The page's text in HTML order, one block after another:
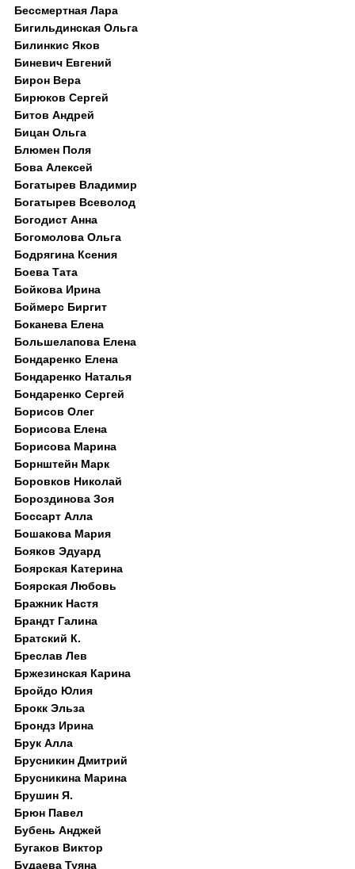
Бессмертная Лара
Бигильдинская Ольга
Билинкис Яков
Биневич Евгений
Бирон Вера
Бирюков Сергей
Битов Андрей
Бицан Ольга
Блюмен Поля
Бова Алексей
Богатырев Владимир
Богатырев Всеволод
Богодист Анна
Богомолова Ольга
Бодрягина Ксения
Боева Тата
Бойкова Ирина
Боймерс Биргит
Боканева Елена
Большелапова Елена
Бондаренко Елена
Бондаренко Наталья
Бондаренко Сергей
Борисов Олег
Борисова Елена
Борисова Марина
Борнштейн Марк
Боровков Николай
Бороздинова Зоя
Боссарт Алла
Бошакова Мария
Бояков Эдуард
Боярская Катерина
Боярская Любовь
Бражник Настя
Брандт Галина
Братский К.
Бреслав Лев
Бржезинская Карина
Бройдо Юлия
Брокк Эльза
Брондз Ирина
Брук Алла
Брусникин Дмитрий
Брусникина Марина
Брушин Я.
Брюн Павел
Бубень Анджей
Бугаков Виктор
Будаева Туяна